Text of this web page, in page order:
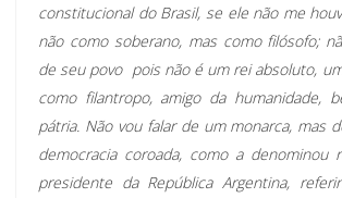
constitucional do Brasil, se ele não me
não como soberano, mas como filósofo;
de seu povo  pois não é um rei absoluto,
como filantropo, amigo da humanidade,
pátria. Não vou falar de um monarca, mas
democracia coroada, como a
presidente da República Argentina,